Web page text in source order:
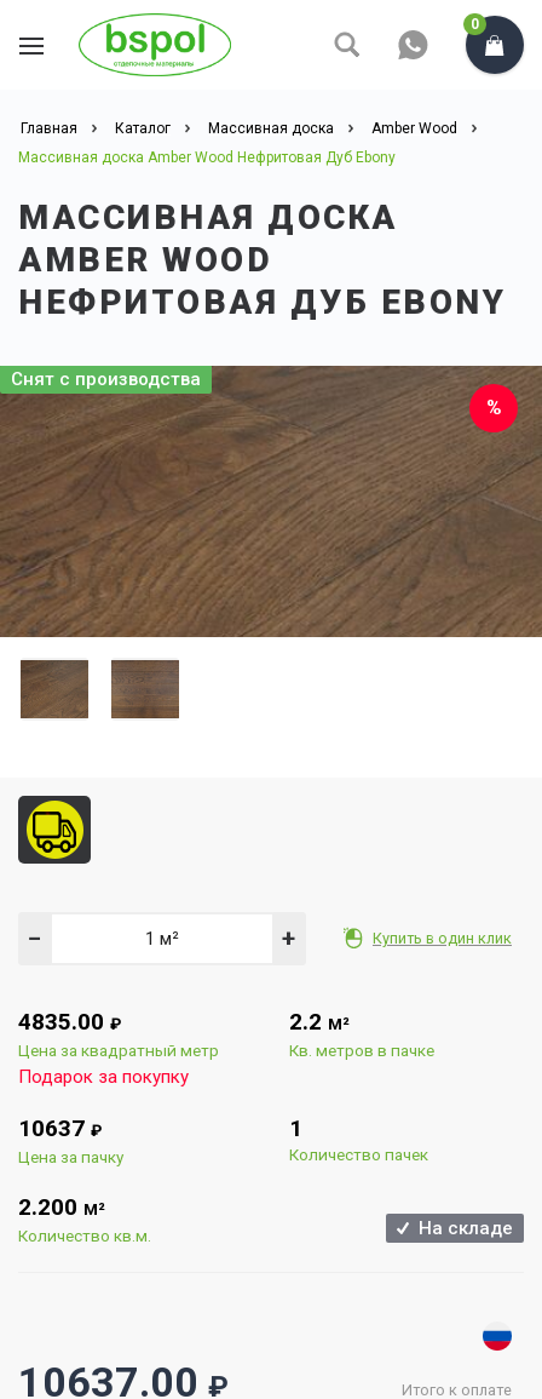
0
Главная Каталог Массивная доска
Amber Wood
Массивная доска Amber Wood Нефритовая Дуб Ebony
МАССИВНАЯ ДОСКА
AMBER WOOD
НЕФРИТОВАЯ ДУБ EBONY
Чем больше площадь,
тем
НИЖЕ ЦЕНА Попробуйте сами.
Снят с производства
Купить в один клик
− +
4835.00 ₽
Цена за квадратный метр
Подарок за покупку
2.2 М²
Кв. метров в пачке
10637 ₽
Цена за пачку
1
Количество пачек
2.200 М²
Количество кв.м. На складе
Итого к оплате
10637.00 ₽